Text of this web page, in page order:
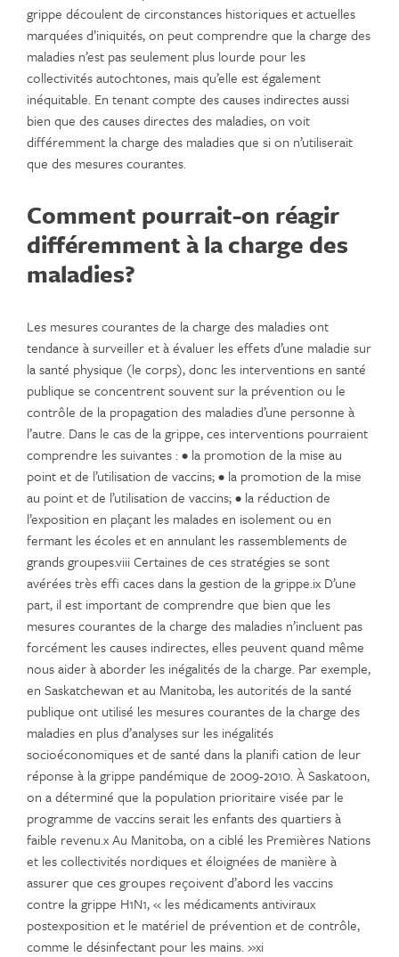
grippe découlent de circonstances historiques et actuelles
marquées d’iniquités, on peut comprendre que la charge des
maladies n’est pas seulement plus lourde pour les
collectivités autochtones, mais qu’elle est également
inéquitable. En tenant compte des causes indirectes aussi
bien que des causes directes des maladies, on voit
différemment la charge des maladies que si on n’utiliserait
que des mesures courantes.
Comment pourrait-on réagir
différemment à la charge des
maladies?
Les mesures courantes de la charge des maladies ont
tendance à surveiller et à évaluer les effets d’une maladie sur
la santé physique (le corps), donc les interventions en santé
publique se concentrent souvent sur la prévention ou le
contrôle de la propagation des maladies d’une personne à
l’autre. Dans le cas de la grippe, ces interventions pourraient
comprendre les suivantes : • la promotion de la mise au
point et de l’utilisation de vaccins; • la promotion de la mise
au point et de l’utilisation de vaccins; • la réduction de
l’exposition en plaçant les malades en isolement ou en
fermant les écoles et en annulant les rassemblements de
grands groupes.viii Certaines de ces stratégies se sont
avérées très effi caces dans la gestion de la grippe.ix D’une
part, il est important de comprendre que bien que les
mesures courantes de la charge des maladies n’incluent pas
forcément les causes indirectes, elles peuvent quand même
nous aider à aborder les inégalités de la charge. Par exemple,
en Saskatchewan et au Manitoba, les autorités de la santé
publique ont utilisé les mesures courantes de la charge des
maladies en plus d’analyses sur les inégalités
socioéconomiques et de santé dans la planifi cation de leur
réponse à la grippe pandémique de 2009-2010. À Saskatoon,
on a déterminé que la population prioritaire visée par le
programme de vaccins serait les enfants des quartiers à
faible revenu.x Au Manitoba, on a ciblé les Premières Nations
et les collectivités nordiques et éloignées de manière à
assurer que ces groupes reçoivent d’abord les vaccins
contre la grippe H1N1, « les médicaments antiviraux
postexposition et le matériel de prévention et de contrôle,
comme le désinfectant pour les mains. »xi